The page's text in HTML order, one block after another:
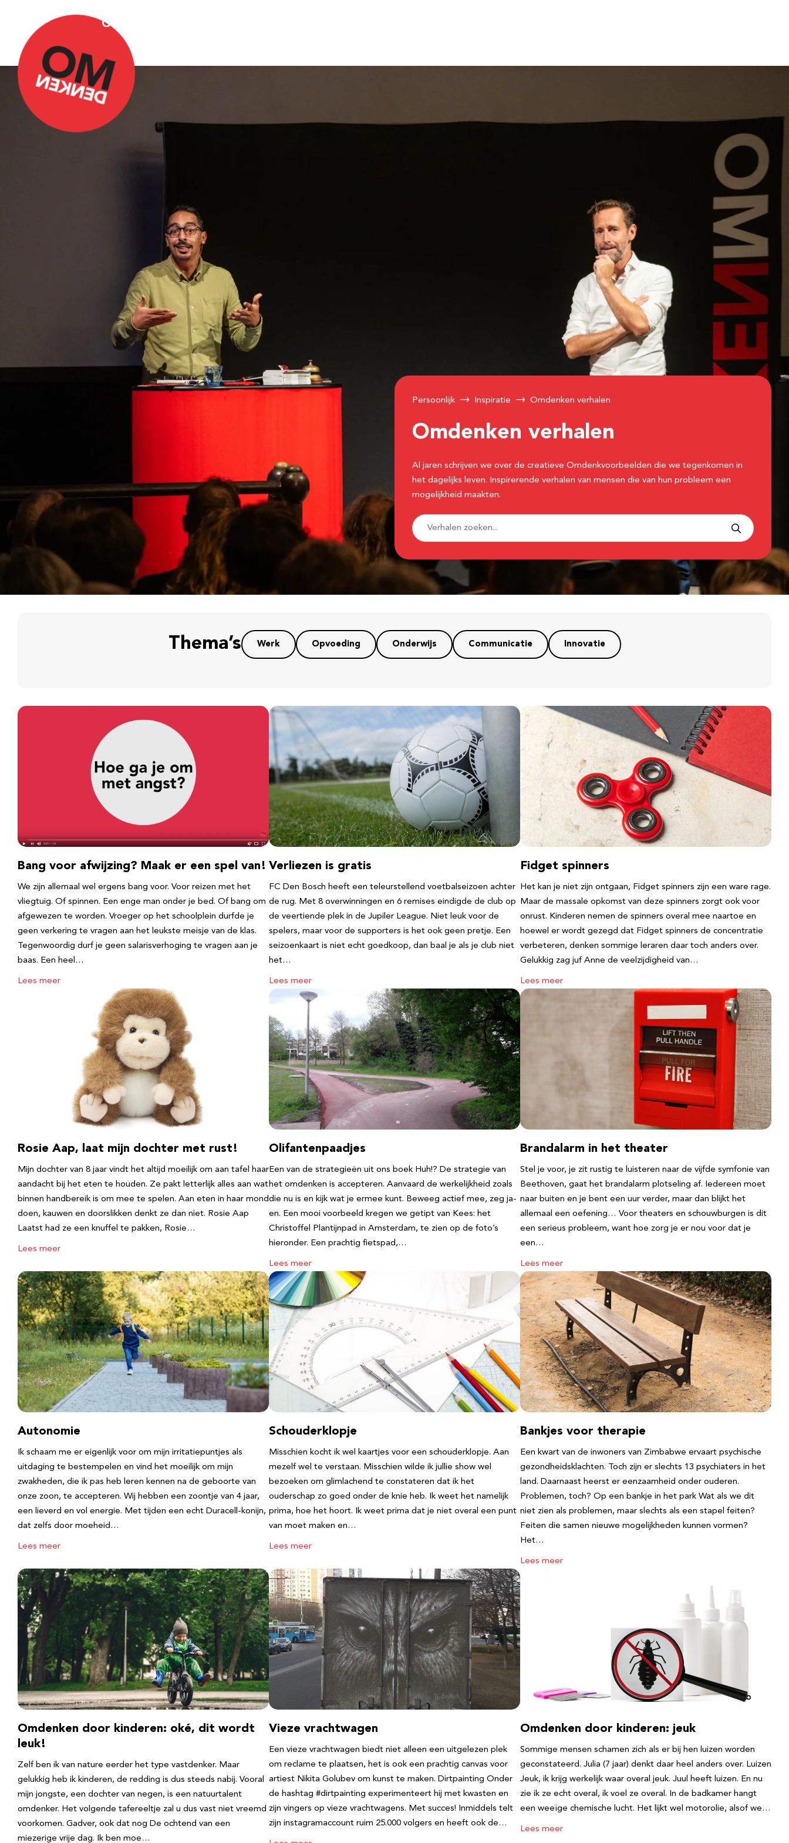
Over Omdenken
Persoonlijk Inspiratie Omdenken verhalen
Omdenken verhalen
Al jaren schrijven we over de creatieve Omdenkvoorbeelden die we tegenkomen in
het dagelijks leven. Inspirerende verhalen van mensen die van hun probleem een
mogelijkheid maakten.
Thema’s Werk Opvoeding Onderwijs Communicatie Innovatie
Bang voor afwijzing? Maak er een spel van!
We zijn allemaal wel ergens bang voor. Voor reizen met het
vliegtuig. Of spinnen. Een enge man onder je bed. Of bang om
afgewezen te worden. Vroeger op het schoolplein durfde je
geen verkering te vragen aan het leukste meisje van de klas.
Tegenwoordig durf je geen salarisverhoging te vragen aan je
baas. Een heel…
Lees meer
Verliezen is gratis
FC Den Bosch heeft een teleurstellend voetbalseizoen achter
de rug. Met 8 overwinningen en 6 remises eindigde de club op
de veertiende plek in de Jupiler League. Niet leuk voor de
spelers, maar voor de supporters is het ook geen pretje. Een
seizoenkaart is niet echt goedkoop, dan baal je als je club niet
het…
Lees meer
Fidget spinners
Het kan je niet zijn ontgaan, Fidget spinners zijn een ware rage.
Maar de massale opkomst van deze spinners zorgt ook voor
onrust. Kinderen nemen de spinners overal mee naartoe en
hoewel er wordt gezegd dat Fidget spinners de concentratie
verbeteren, denken sommige leraren daar toch anders over.
Gelukkig zag juf Anne de veelzijdigheid van…
Lees meer
Rosie Aap, laat mijn dochter met rust!
Mijn dochter van 8 jaar vindt het altijd moeilijk om aan tafel haar
aandacht bij het eten te houden. Ze pakt letterlijk alles aan wat
binnen handbereik is om mee te spelen. Aan eten in haar mond
doen, kauwen en doorslikken denkt ze dan niet. Rosie Aap
Laatst had ze een knuffel te pakken, Rosie…
Lees meer
Olifantenpaadjes
Een van de strategieën uit ons boek Huh!? De strategie van
het omdenken is accepteren. Aanvaard de werkelijkheid zoals
die nu is en kijk wat je ermee kunt. Beweeg actief mee, zeg ja-
en. Een mooi voorbeeld kregen we getipt van Kees: het
Christoffel Plantijnpad in Amsterdam, te zien op de foto’s
hieronder. Een prachtig fietspad,…
Lees meer
Brandalarm in het theater
Stel je voor, je zit rustig te luisteren naar de vijfde symfonie van
Beethoven, gaat het brandalarm plotseling af. Iedereen moet
naar buiten en je bent een uur verder, maar dan blijkt het
allemaal een oefening… Voor theaters en schouwburgen is dit
een serieus probleem, want hoe zorg je er nou voor dat je
een…
Lees meer
Autonomie
Ik schaam me er eigenlijk voor om mijn irritatiepuntjes als
uitdaging te bestempelen en vind het moeilijk om mijn
zwakheden, die ik pas heb leren kennen na de geboorte van
onze zoon, te accepteren. Wij hebben een zoontje van 4 jaar,
een lieverd en vol energie. Met tijden een echt Duracell-konijn,
dat zelfs door moeheid…
Lees meer
Schouderklopje
Misschien kocht ik wel kaartjes voor een schouderklopje. Aan
mezelf wel te verstaan. Misschien wilde ik jullie show wel
bezoeken om glimlachend te constateren dat ik het
ouderschap zo goed onder de knie heb. Ik weet het namelijk
prima, hoe het hoort. Ik weet prima dat je niet overal een punt
van moet maken en…
Lees meer
Bankjes voor therapie
Een kwart van de inwoners van Zimbabwe ervaart psychische
gezondheidsklachten. Toch zijn er slechts 13 psychiaters in het
land. Daarnaast heerst er eenzaamheid onder ouderen.
Problemen, toch? Op een bankje in het park Wat als we dit
niet zien als problemen, maar slechts als een stapel feiten?
Feiten die samen nieuwe mogelijkheden kunnen vormen?
Het…
Lees meer
Omdenken door kinderen: oké, dit wordt
leuk!
Zelf ben ik van nature eerder het type vastdenker. Maar
gelukkig heb ik kinderen, de redding is dus steeds nabij. Vooral
mijn jongste, een dochter van negen, is een natuurtalent
omdenker. Het volgende tafereeltje zal u dus vast niet vreemd
voorkomen. Gadver, ook dat nog De ochtend van een
miezerige vrije dag. Ik ben moe…
Vieze vrachtwagen
Een vieze vrachtwagen biedt niet alleen een uitgelezen plek
om reclame te plaatsen, het is ook een prachtig canvas voor
artiest Nikita Golubev om kunst te maken. Dirtpainting Onder
de hashtag #dirtpainting experimenteert hij met kwasten en
zijn vingers op vieze vrachtwagens. Met succes! Inmiddels telt
zijn instagramaccount ruim 25.000 volgers en heeft ook de…
Omdenken door kinderen: jeuk
Sommige mensen schamen zich als er bij hen luizen worden
geconstateerd. Julia (7 jaar) denkt daar heel anders over. Luizen
Jeuk, ik krijg werkelijk waar overal jeuk. Juul heeft luizen. En nu
zie ik ze echt overal, ik voel ze overal. In de badkamer hangt
een weeïge chemische lucht. Het lijkt wel motorolie, alsof we…
Lees meer